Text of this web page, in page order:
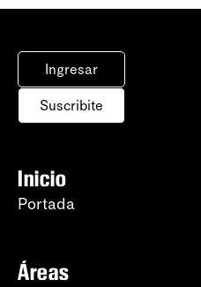
Ingresar
Suscribite
Inicio
Portada
Áreas